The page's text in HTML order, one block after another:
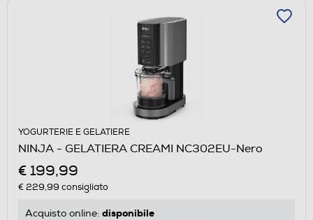
YOGURTERIE E GELATIERE
NINJA - GELATIERA CREAMI NC302EU-Nero
€ 199,99
€ 229,99 consigliato
Acquisto online: disponibile